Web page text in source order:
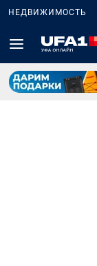
НЕДВИЖИМОСТЬ